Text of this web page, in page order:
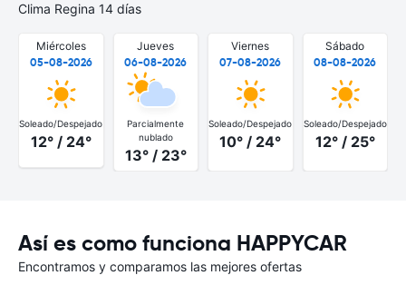
Clima Regina 14 días
Miércoles
05-08-2026
Soleado/Despejado
12° / 24°
Jueves
06-08-2026
Parcialmente
nublado
13° / 23°
Viernes
07-08-2026
Soleado/Despejado
10° / 24°
Sábado
08-08-2026
Soleado/Despejado
12° / 25°
Así es como funciona HAPPYCAR
Encontramos y comparamos las mejores ofertas